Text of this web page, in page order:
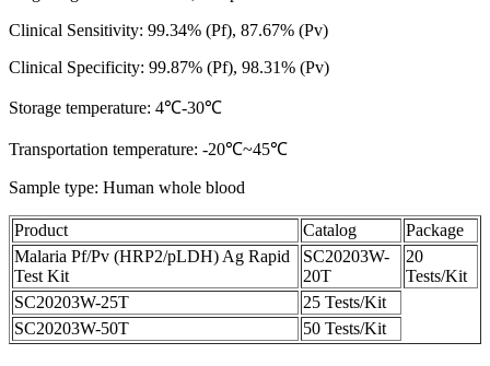
Clinical Sensitivity: 99.34% (Pf), 87.67% (Pv)
Clinical Specificity: 99.87% (Pf), 98.31% (Pv)
Storage temperature: 4℃-30℃
Transportation temperature: -20℃~45℃
Sample type: Human whole blood
Product Catalog
Package
Malaria Pf/Pv (HRP2/pLDH) Ag Rapid
Test Kit
SC20203W-
20T
20
Tests/Kit
SC20203W-25T
25 Tests/Kit
SC20203W-50T
50 Tests/Kit